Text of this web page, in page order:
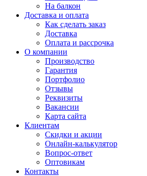
На балкон
Доставка и оплата
Как сделать заказ
Доставка
Оплата и рассрочка
О компании
Производство
Гарантия
Портфолио
Отзывы
Реквизиты
Вакансии
Карта сайта
Клиентам
Скидки и акции
Онлайн-калькулятор
Вопрос-ответ
Оптовикам
Контакты